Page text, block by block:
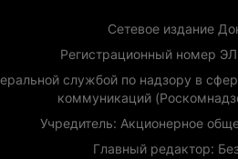
Сетевое издание
Регистрационный номер
службой по надзору в
коммуникаций
Учредитель: Акционерное
Главный редактор: